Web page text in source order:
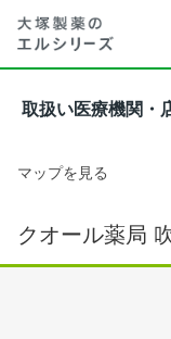
取扱い医療機関・
マップを見る
クオール薬局